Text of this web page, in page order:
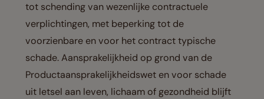
tot schending van wezenlijke contractuele
verplichtingen, met beperking tot de
voorzienbare en voor het contract typische
schade. Aansprakelijkheid op grond van de
Productaansprakelijkheidswet en voor schade
uit letsel aan leven, lichaam of gezondheid blijft